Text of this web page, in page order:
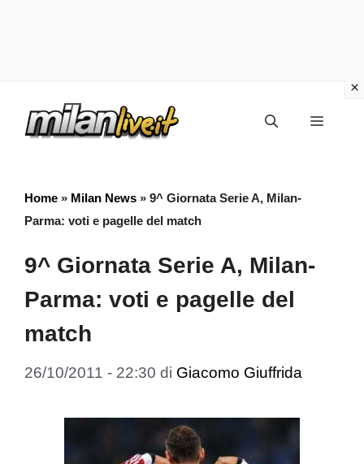
Menu
Home » Milan News » 9^ Giornata Serie A, Milan-
Parma: voti e pagelle del match
9^ Giornata Serie A, Milan-
Parma: voti e pagelle del
match
26/10/2011 - 22:30 di Giacomo Giuffrida